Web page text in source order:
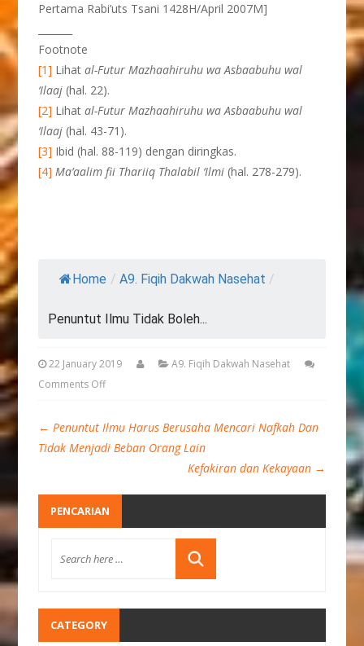
Pertama Rabi’uts Tsani 1428H/April 2007M]
Footnote
[1] Lihatal-Futur Mazhaahiruhu wa Asbaabuhu wal
‘Ilaaj (hal. 22).
[2] Lihatal-Futur Mazhaahiruhu wa Asbaabuhu wal
‘Ilaaj (hal. 43-71).
[3] Ibid (hal. 88-119) dengan diringkas.
[4] Ma’aalim fii Thariiq Thalabil ‘Ilmi (hal. 278-279).
Home / A9. Fiqih Dakwah Nasehat /
Penuntut Ilmu Tidak Boleh...
22 January 2019
A9. Fiqih Dakwah Nasehat
Comments Off
← Penuntut Ilmu Harus Berusaha Mencari Nafkah Dan
Tidak Menjadi Beban Orang Lain
Kefakiran dan Kekayaan →
PENCARIAN
CATEGORY